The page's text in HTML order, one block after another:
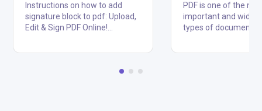
PDF Online!
Instructions on how to add
signature block to pdf: Upload,
Edit & Sign PDF Online!
can be digitally signed, which is
PDF is one of the
important and
types of document.